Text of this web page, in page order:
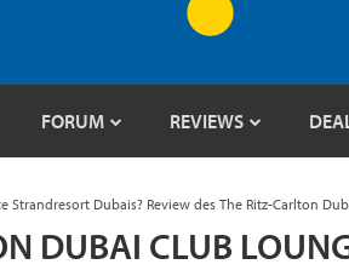
FORUM REVIEWS
Strandresort Dubais? Review des The Ritz-Carlton
DUBAI CLUB